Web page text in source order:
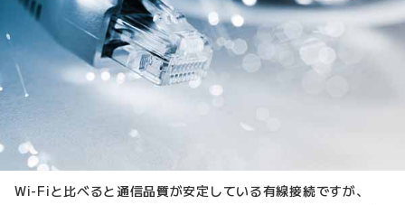
Wi-Fiと比べると通信品質が安定している有線接続ですが、